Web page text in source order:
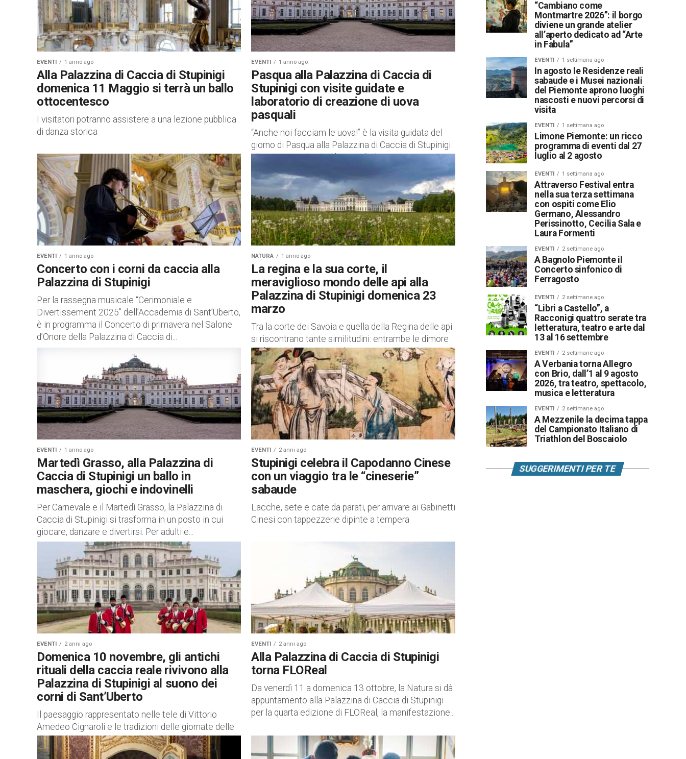
EVENTI 1 anno ago
Alla Palazzina di Caccia di Stupinigi
domenica 11 Maggio si terrà un ballo
ottocentesco
I visitatori potranno assistere a una lezione pubblica
di danza storica
EVENTI 1 anno ago
Pasqua alla Palazzina di Caccia di
Stupinigi con visite guidate e
laboratorio di creazione di uova
pasquali
“Anche noi facciam le uova!” è la visita guidata del
giorno di Pasqua alla Palazzina di Caccia di Stupinigi
alla scoperta di tutti gli animali che...
EVENTI 1 anno ago
Concerto con i corni da caccia alla
Palazzina di Stupinigi
Per la rassegna musicale “Cerimoniale e
Divertissement 2025” dell’Accademia di Sant’Uberto,
è in programma il Concerto di primavera nel Salone
d’Onore della Palazzina di Caccia di...
NATURA 1 anno ago
La regina e la sua corte, il
meraviglioso mondo delle api alla
Palazzina di Stupinigi domenica 23
marzo
Tra la corte dei Savoia e quella della Regina delle api
si riscontrano tante similitudini: entrambe le dimore
reali, anche se non ugualmente sontuose, sono
governate...
EVENTI 1 anno ago
Martedì Grasso, alla Palazzina di
Caccia di Stupinigi un ballo in
maschera, giochi e indovinelli
Per Carnevale e il Martedì Grasso, la Palazzina di
Caccia di Stupinigi si trasforma in un posto in cui
giocare, danzare e divertirsi. Per adulti e...
EVENTI 2 anni ago
Stupinigi celebra il Capodanno Cinese
con un viaggio tra le “cineserie”
sabaude
Lacche, sete e cate da parati, per arrivare ai Gabinetti
Cinesi con tappezzerie dipinte a tempera
EVENTI 2 anni ago
Domenica 10 novembre, gli antichi
rituali della caccia reale rivivono alla
Palazzina di Stupinigi al suono dei
corni di Sant’Uberto
Il paesaggio rappresentato nelle tele di Vittorio
Amedeo Cignaroli e le tradizioni delle giornate delle
grandi cacce tra Settecento e Ottocento rivive in
musica alla Palazzina...
EVENTI 2 anni ago
Alla Palazzina di Caccia di Stupinigi
torna FLOReal
Da venerdì 11 a domenica 13 ottobre, la Natura si dà
appuntamento alla Palazzina di Caccia di Stupinigi
per la quarta edizione di FLOReal, la manifestazione...
“Cambiano come
Montmartre 2026”: il borgo
diviene un grande atelier
all’aperto dedicato ad “Arte
in Fabula”
EVENTI 1 settimana ago
In agosto le Residenze reali
sabaude e i Musei nazionali
del Piemonte aprono luoghi
nascosti e nuovi percorsi di
visita
EVENTI 1 settimana ago
Limone Piemonte: un ricco
programma di eventi dal 27
luglio al 2 agosto
EVENTI 1 settimana ago
Attraverso Festival entra
nella sua terza settimana
con ospiti come Elio
Germano, Alessandro
Perissinotto, Cecilia Sala e
Laura Formenti
EVENTI 2 settimane ago
A Bagnolo Piemonte il
Concerto sinfonico di
Ferragosto
EVENTI 2 settimane ago
“Libri a Castello”, a
Racconigi quattro serate tra
letteratura, teatro e arte dal
13 al 16 settembre
EVENTI 2 settimane ago
A Verbania torna Allegro
con Brio, dall’1 al 9 agosto
2026, tra teatro, spettacolo,
musica e letteratura
EVENTI 2 settimane ago
A Mezzenile la decima tappa
del Campionato Italiano di
Triathlon del Boscaiolo
SUGGERIMENTI PER TE